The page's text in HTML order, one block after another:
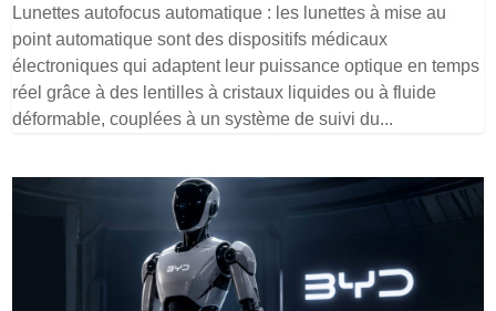
Lunettes autofocus automatique : les lunettes à mise au
point automatique sont des dispositifs médicaux
électroniques qui adaptent leur puissance optique en temps
réel grâce à des lentilles à cristaux liquides ou à fluide
déformable, couplées à un système de suivi du...